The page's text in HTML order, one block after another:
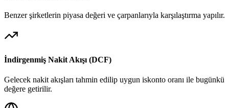
Benzer şirketlerin piyasa değeri ve çarpanlarıyla karşılaştırma yapılır.
İndirgenmiş Nakit Akışı (DCF)
Gelecek nakit akışları tahmin edilip uygun iskonto oranı ile bugünkü
değere getirilir.